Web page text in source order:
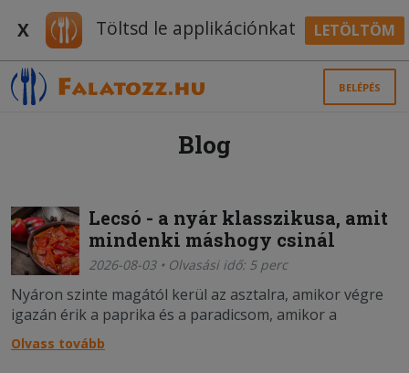
X Töltsd le applikációnkat LETÖLTÖM
BELÉPÉS
Blog
Lecsó - a nyár klasszikusa, amit
mindenki máshogy csinál
2026-08-03 • Olvasási idő: 5 perc
Nyáron szinte magától kerül az asztalra, amikor végre
igazán érik a paprika és a paradicsom, amikor a
legegyszerűbb ételek esnek a legjobban, és amikor nem
akarunk órákat a konyhában tölteni. A lecsó nem akar
Olvass tovább